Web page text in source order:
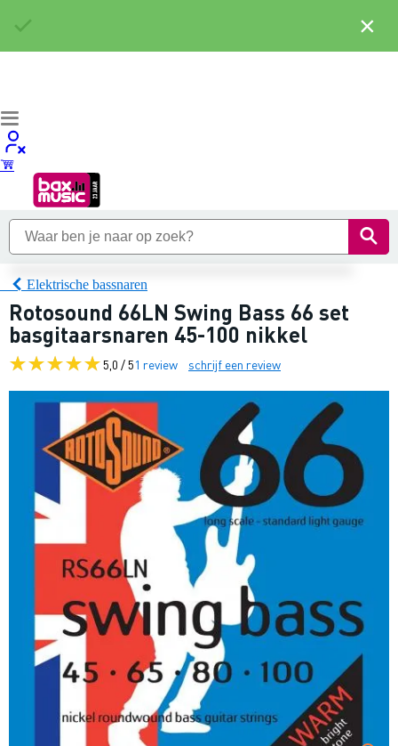
Elektrische bassnaren
Rotosound 66LN Swing Bass 66 set
basgitaarsnaren 45-100 nikkel
5,0 / 51 review schrijf een review
×